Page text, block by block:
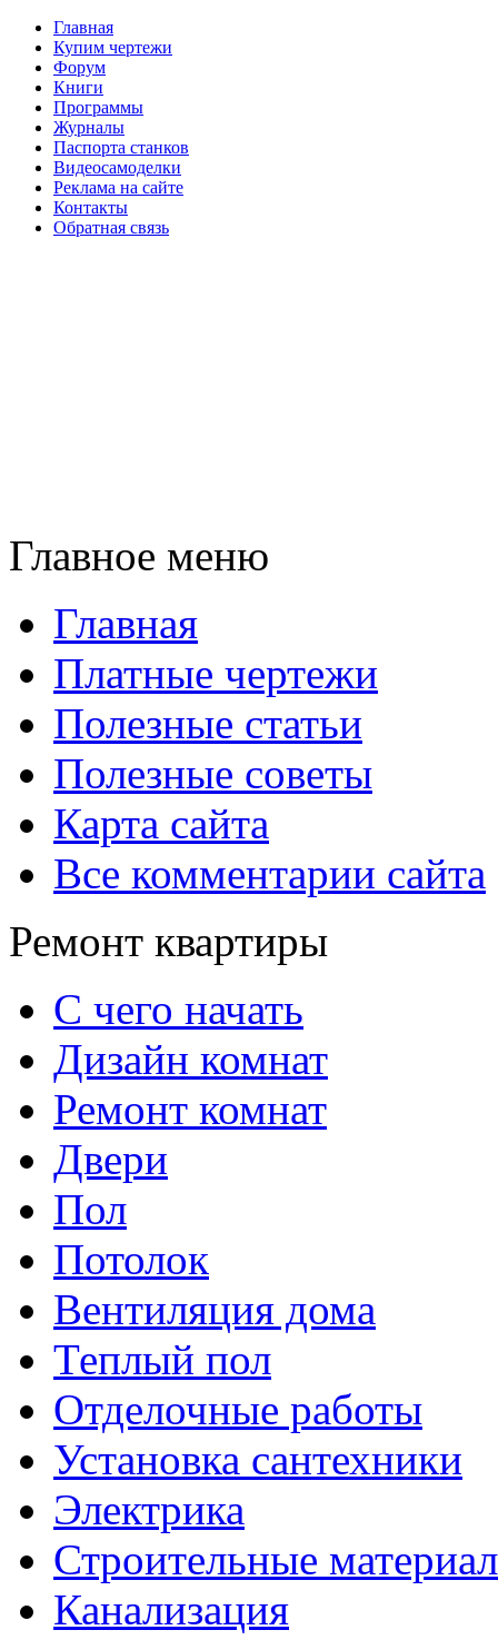
Главная
Купим чертежи
Форум
Книги
Программы
Журналы
Паспорта станков
Видеосамоделки
Реклама на сайте
Контакты
Обратная связь
Главное меню
Главная
Платные чертежи
Полезные статьи
Полезные советы
Карта сайта
Все комментарии сайта
Ремонт квартиры
С чего начать
Дизайн комнат
Ремонт комнат
Двери
Пол
Потолок
Вентиляция дома
Теплый пол
Отделочные работы
Установка сантехники
Электрика
Строительные
Канализация